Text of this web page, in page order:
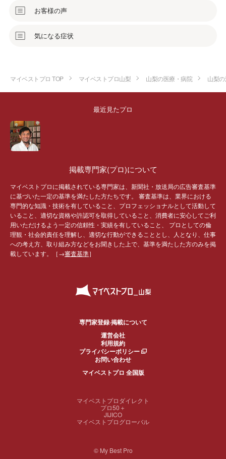
お客様の声
気になる症状
マイベストプロ TOP マイベストプロ山梨 山梨の医療・病院 山梨
最近見たプロ
掲載専門家(プロ)について
マイベストプロに掲載されている専門家は、新聞社・放送局の広告審査基準
に基づいた一定の基準を満たした方たちです。 審査基準は、業界における
専門的な知識・技術を有していること、プロフェッショナルとして活動して
いること、適切な資格や許認可を取得していること、消費者に安心してご利
用いただけるよう一定の信頼性・実績を有していること、 プロとしての倫
理観・社会的責任を理解し、適切な行動ができることとし、人となり、仕事
への考え方、取り組み方などをお聞きした上で、基準を満たした方のみを掲
載しています。［→審査基準］
専門家登録·掲載について
運営会社
利用規約
プライバシーポリシー
お問い合わせ
マイベストプロ 全国版
マイベストプロダイレクト
プロ50＋
JIJICO
マイベストプログローバル
© My Best Pro